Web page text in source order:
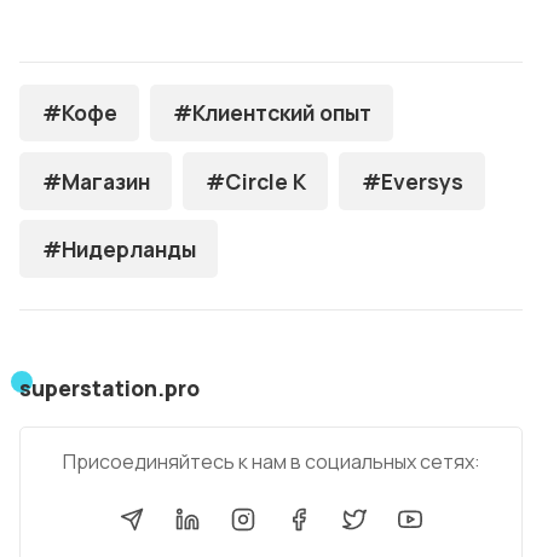
#Кофе #Клиентский опыт
#Магазин #Circle K #Eversys
#Нидерланды
superstation.pro
Присоединяйтесь к нам в социальных сетях: